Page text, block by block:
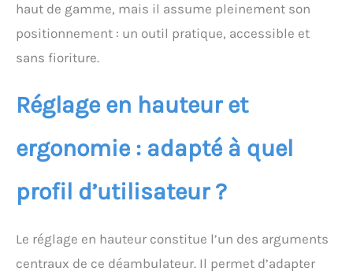
haut de gamme, mais il assume pleinement son
positionnement : un outil pratique, accessible et
sans fioriture.
Réglage en hauteur et
ergonomie : adapté à quel
profil d’utilisateur ?
Le réglage en hauteur constitue l’un des arguments
centraux de ce déambulateur. Il permet d’adapter